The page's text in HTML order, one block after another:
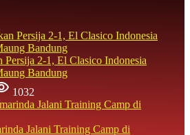
Persija 2-1, El Clasico Indonesia
Bandung
1032
Jalani Training Camp di